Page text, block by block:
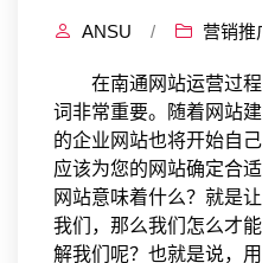
ANSU / 营销推
在南通网站运营过程
词非常重要。随着网站
的企业网站也将开始自
应该为您的网站确定
网站意味着什么？就是
我们，那么我们怎么才
解我们呢？也就是说，